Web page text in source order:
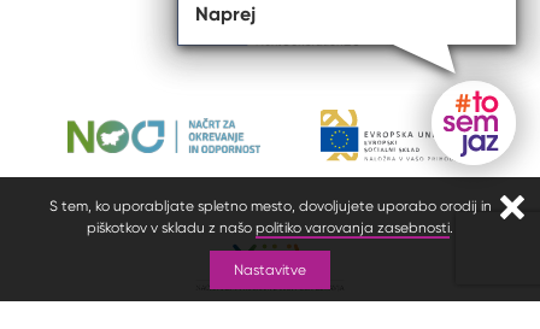
S tem, ko uporabljate spletno mesto, dovoljujete uporabo orodij in
piškotkov v skladu z našo politiko varovanja zasebnosti.
Nastavitve
Gumb
Naprej